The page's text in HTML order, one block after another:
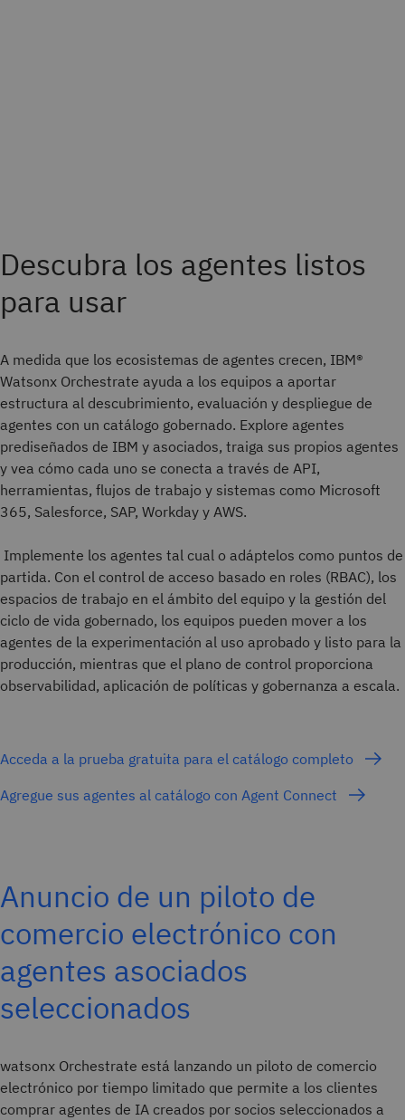
Descubra los agentes listos
para usar
A medida que los ecosistemas de agentes crecen, IBM®
Watsonx Orchestrate ayuda a los equipos a aportar
estructura al descubrimiento, evaluación y despliegue de
agentes con un catálogo gobernado. Explore agentes
prediseñados de IBM y asociados, traiga sus propios agentes
y vea cómo cada uno se conecta a través de API,
herramientas, flujos de trabajo y sistemas como Microsoft
365, Salesforce, SAP, Workday y AWS.
Implemente los agentes tal cual o adáptelos como puntos de
partida. Con el control de acceso basado en roles (RBAC), los
espacios de trabajo en el ámbito del equipo y la gestión del
ciclo de vida gobernado, los equipos pueden mover a los
agentes de la experimentación al uso aprobado y listo para la
producción, mientras que el plano de control proporciona
observabilidad, aplicación de políticas y gobernanza a escala.
Acceda a la prueba gratuita para el catálogo completo
Agregue sus agentes al catálogo con Agent Connect
Anuncio de un piloto de
comercio electrónico con
agentes asociados
seleccionados
watsonx Orchestrate está lanzando un piloto de comercio
electrónico por tiempo limitado que permite a los clientes
comprar agentes de IA creados por socios seleccionados a